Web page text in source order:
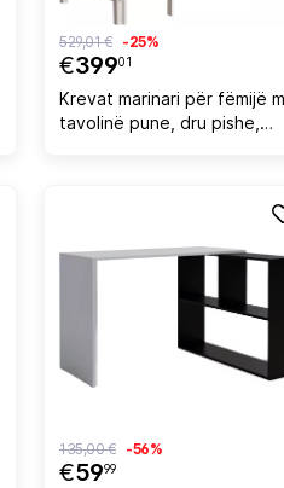
€39901
529,01 € -25%
Krevat marinari për fëmijë
tavolinë pune, dru pishe,
€5999
135,00 € -56%